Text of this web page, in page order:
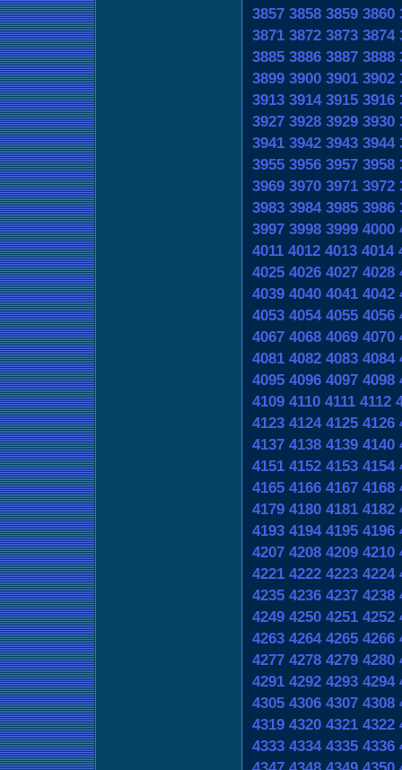
3857 3858 3859 3860
3871 3872 3873 3874
3885 3886 3887 3888
3899 3900 3901 3902
3913 3914 3915 3916
3927 3928 3929 3930
3941 3942 3943 3944
3955 3956 3957 3958
3969 3970 3971 3972
3983 3984 3985 3986
3997 3998 3999 4000
4011 4012 4013 4014
4025 4026 4027 4028
4039 4040 4041 4042
4053 4054 4055 4056
4067 4068 4069 4070
4081 4082 4083 4084
4095 4096 4097 4098
4109 4110 4111 4112
4123 4124 4125 4126
4137 4138 4139 4140
4151 4152 4153 4154
4165 4166 4167 4168
4179 4180 4181 4182
4193 4194 4195 4196
4207 4208 4209 4210
4221 4222 4223 4224
4235 4236 4237 4238
4249 4250 4251 4252
4263 4264 4265 4266
4277 4278 4279 4280
4291 4292 4293 4294
4305 4306 4307 4308
4319 4320 4321 4322
4333 4334 4335 4336